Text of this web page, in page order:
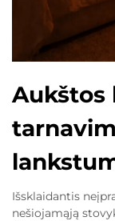
Aukštos
Išsklaidantis
nešiojamąją